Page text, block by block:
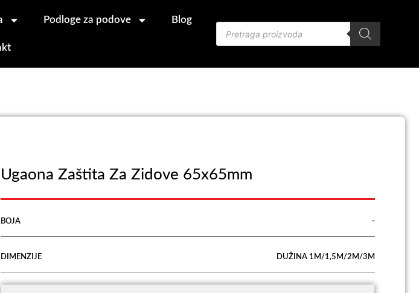
Podloge za podove Blog
Products
search
Ugaona Zaštita Za Zidove 65x65mm
BOJA -
DIMENZIJE DUŽINA 1M/1,5M/2M/3M